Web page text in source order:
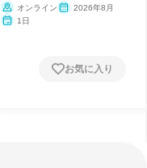
オンライン
2026年8月
1日
お気に入り